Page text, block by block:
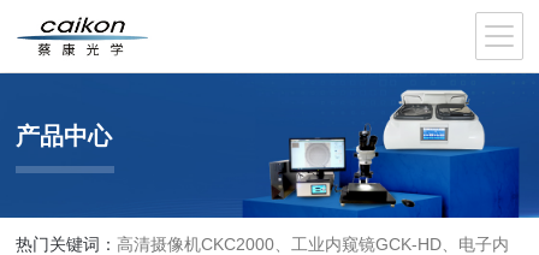
产品中心
热门关键词： 高清摄像机CKC2000、工业内窥镜GCK-HD、电子内